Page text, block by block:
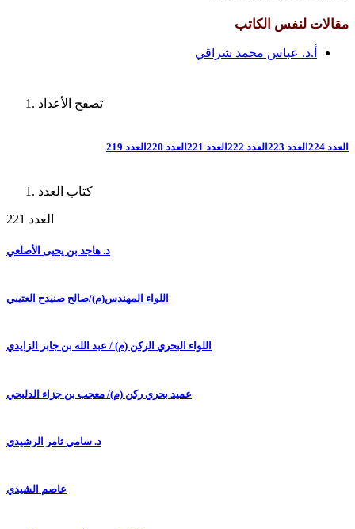
مقالات لنفس الكاتب
أ.د. عباس محمد شراقي
تصفح الأعداد
العدد 224 العدد 223 العدد 222 العدد 221 العدد 220 العدد 219
كتاب العدد
العدد 221
د. هاجد بن يحيى الأصلعي
اللواء المهندس(م)/صالح صنيدح العتيبي
اللواء البحري الركن (م) / عبد الله بن جابر الزايدي
عميد بحري ركن (م)/ معجب بن جزاء الدلبحي
د. سامي ثامر الرشيدي
عاصم الشيدي